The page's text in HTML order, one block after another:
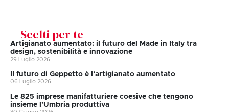
Scelti per te
Artigianato aumentato: il futuro del Made in Italy tra
design, sostenibilità e innovazione
29 Luglio 2026
II futuro di Geppetto è l’artigianato aumentato
06 Luglio 2026
Le 825 imprese manifatturiere coesive che tengono
insieme l’Umbria produttiva